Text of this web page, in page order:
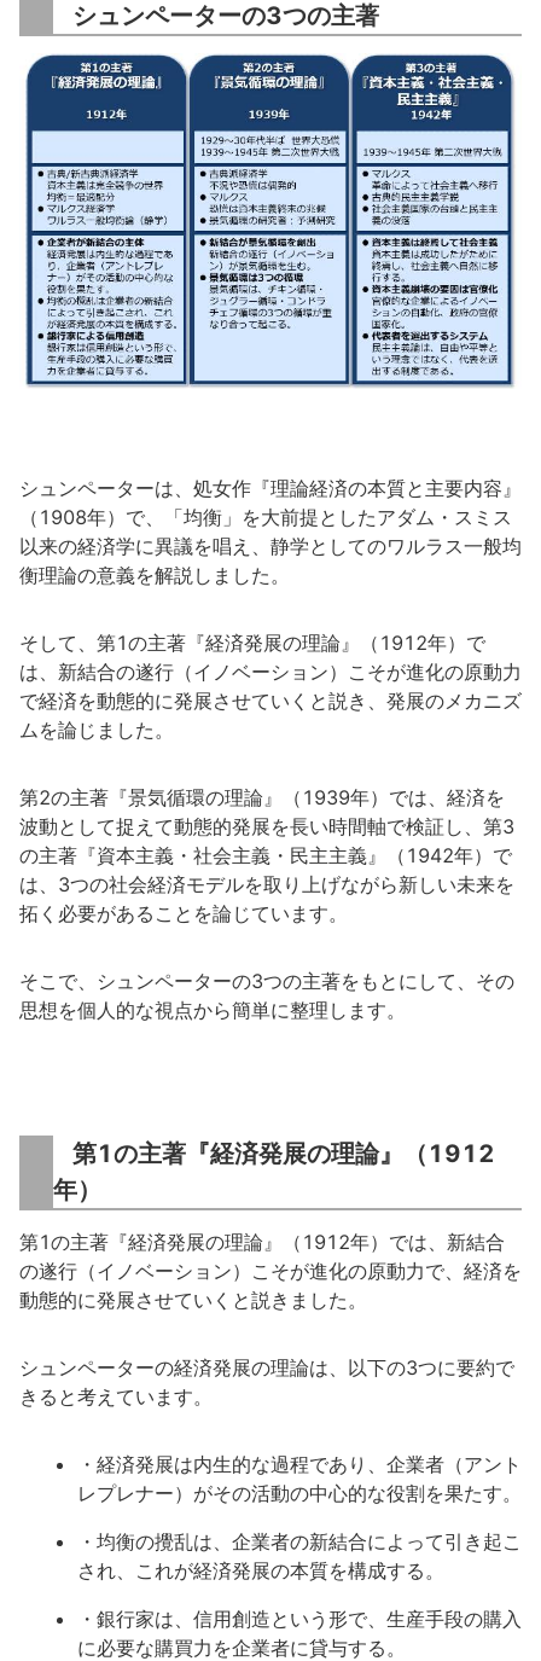
シュンペーターの3つの主著
シュンペーターは、処女作『理論経済の本質と主要内容』
（1908年）で、「均衡」を大前提としたアダム・スミス
以来の経済学に異議を唱え、静学としてのワルラス一般均
衡理論の意義を解説しました。
そして、第1の主著『経済発展の理論』（1912年）で
は、新結合の遂行（イノベーション）こそが進化の原動力
で経済を動態的に発展させていくと説き、発展のメカニズ
ムを論じました。
第2の主著『景気循環の理論』（1939年）では、経済を
波動として捉えて動態的発展を長い時間軸で検証し、第3
の主著『資本主義・社会主義・民主主義』（1942年）で
は、3つの社会経済モデルを取り上げながら新しい未来を
拓く必要があることを論じています。
そこで、シュンペーターの3つの主著をもとにして、その
思想を個人的な視点から簡単に整理します。
第1の主著『経済発展の理論』（1912
年）
第1の主著『経済発展の理論』（1912年）では、新結合
の遂行（イノベーション）こそが進化の原動力で、経済を
動態的に発展させていくと説きました。
シュンペーターの経済発展の理論は、以下の3つに要約で
きると考えています。
・経済発展は内生的な過程であり、企業者（アント
レプレナー）がその活動の中心的な役割を果たす。
・均衡の攪乱は、企業者の新結合によって引き起こ
され、これが経済発展の本質を構成する。
・銀行家は、信用創造という形で、生産手段の購入
に必要な購買力を企業者に貸与する。